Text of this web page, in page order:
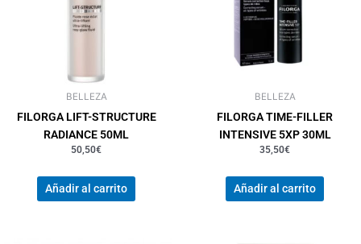
BELLEZA
FILORGA LIFT-STRUCTURE
RADIANCE 50ML
50,50€
Añadir al carrito
BELLEZA
FILORGA TIME-FILLER
INTENSIVE 5XP 30ML
35,50€
Añadir al carrito